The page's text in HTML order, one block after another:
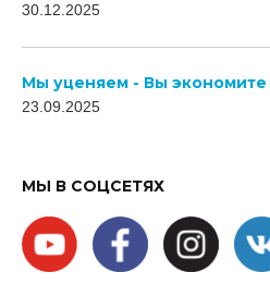
30.12.2025
Мы уценяем - Вы экономите
23.09.2025
МЫ В СОЦСЕТЯХ